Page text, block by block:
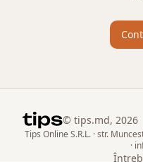
© tips.md, 2026
Tips Online S.R.L.·str.
·